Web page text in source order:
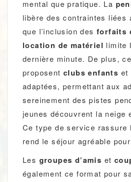
mental que pratique. La
libère des contraintes liées
que l’inclusion des forfaits
location de matériel limite
dernière minute. De plus,
proposentclubs enfants et
adaptées, permettant aux
sereinement des pistes
jeunes découvrent la neige
Ce type de service rassure
rend le séjour agréable
Les groupes d’amis et
également ce format pour